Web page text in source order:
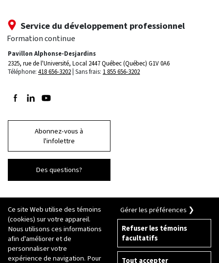
Service du développement professionnel
Formation continue
Pavillon Alphonse-Desjardins
2325, rue de l'Université, Local 2447Québec (Québec) G1V 0A6
Téléphone: 418 656-3202 Sans frais: 1 855 656-3202
Suivez-nous sur Facebook
Suivez-nous sur LinkedIn
Suivez-nous sur Youtube
Abonnez-vous à
l'infolettre
Des questions?
© 2026 Université Laval
Tous droits réservés
Conditions générales d'utilisation
Fraude en ligne
Ce site Web utilise des témoins
(cookies) sur votre appareil.
Nous utilisons ces informations
afin d'améliorer et de
personnaliser votre
expérience de navigation. Pour
Gérer les préférences ❯
Refuser les témoins
facultatifs
Tout accepter